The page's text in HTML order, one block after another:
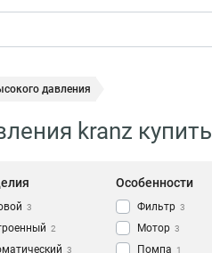
давления
kranz купить
3
2
3
Особенности
Фильтр 3
Мотор 3
Помпа 1